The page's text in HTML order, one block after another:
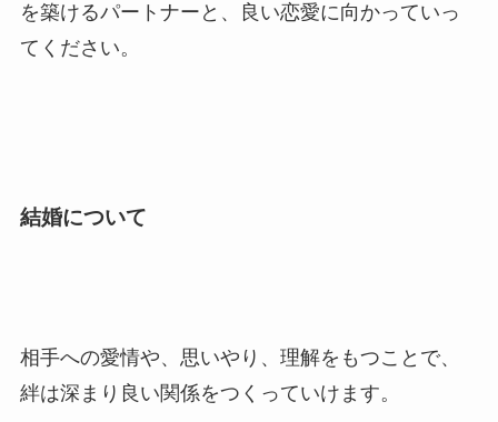
を築けるパートナーと、良い恋愛に向かっていっ
てください。
結婚について
相手への愛情や、思いやり、理解をもつことで、
絆は深まり良い関係をつくっていけます。